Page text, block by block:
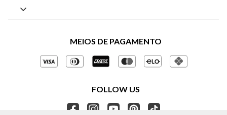
Políticas de Privacidade
Gestão de Privacidade
Ética e Sustentabilidade
Seja um Revendedor
Central de Preferências
Perguntas frequentes
Regulamentos e Promoções
MEIOS DE PAGAMENTO
FOLLOW US